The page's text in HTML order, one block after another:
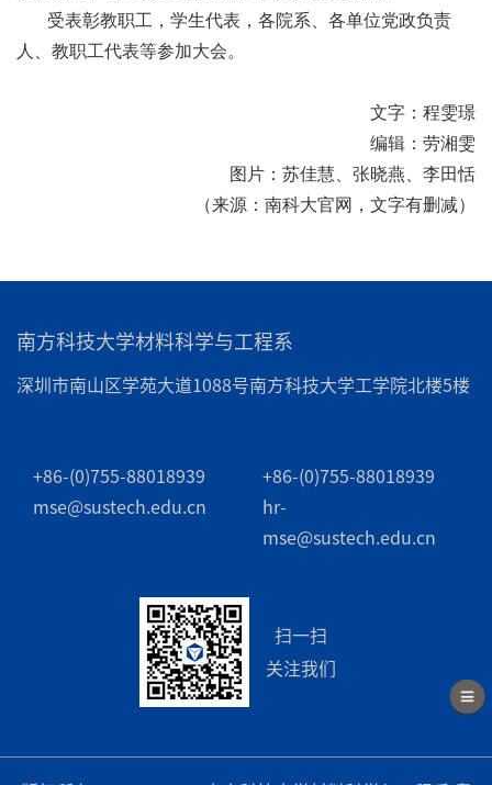
受表彰教职工，学生代表，各院系、各单位党政负责
人、教职工代表等参加大会。
文字：程雯璟
编辑：劳湘雯
图片：苏佳慧、张晓燕、李田恬
（来源：南科大官网，文字有删减）
南方科技大学材料科学与工程系
深圳市南山区学苑大道1088号南方科技大学工学院北楼5楼
+86-(0)755-88018939
mse@sustech.edu.cn
+86-(0)755-88018939
hr-
mse@sustech.edu.cn
扫一扫
关注我们